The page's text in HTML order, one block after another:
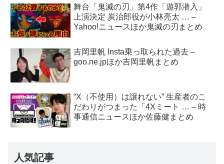
舞台「鬼滅の刃」第4作「遊郭潜入」
上演決定 炭治郎役が小林亮太 … –
Yahoo!ニュースほか鬼滅の刃まとめ
吉岡里帆 Insta乗っ取られた過去 –
goo.ne.jpほか吉岡里帆まとめ
“X（不使用）は譲れない” 生産者のこ
だわりがつまった「4Xミート … – 時
事通信ニュースほか佐藤健まとめ
人気記事